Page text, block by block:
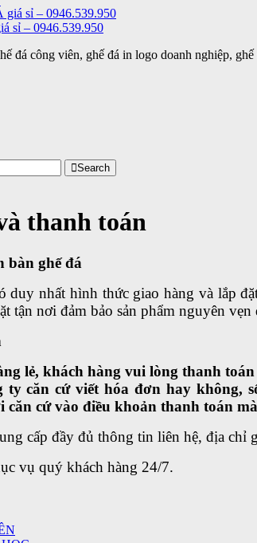
sỉ – 0946.539.950
đá công viên, ghế đá in logo doanh nghiệp,
Search
thanh toán
bàn ghế đá
duy nhất hình thức giao hàng và lắp
tận nơi đảm bảo sản phẩm nguyên
lẻ, khách hàng vui lòng thanh
ty căn cứ viết hóa đơn hay không,
cứ vào điều khoản thanh toán
cấp đầy đủ thông tin liên hệ, địa chỉ
vụ quý khách hàng 24/7.